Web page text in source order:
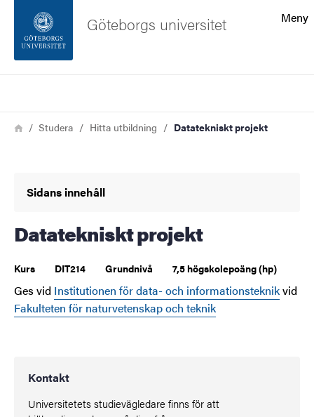
Sidfoten
Meny
Göteborgs universitet
Länkstig
HemStudera Hitta utbildning Datatekniskt projekt
Sidans innehåll
Datatekniskt projekt
Kurs DIT214 Grundnivå 7,5 högskolepoäng (hp)
Ges vid Institutionen för data- och informationsteknikvid
Fakulteten för naturvetenskap och teknik
Kontakt
Universitetets studievägledare finns för att